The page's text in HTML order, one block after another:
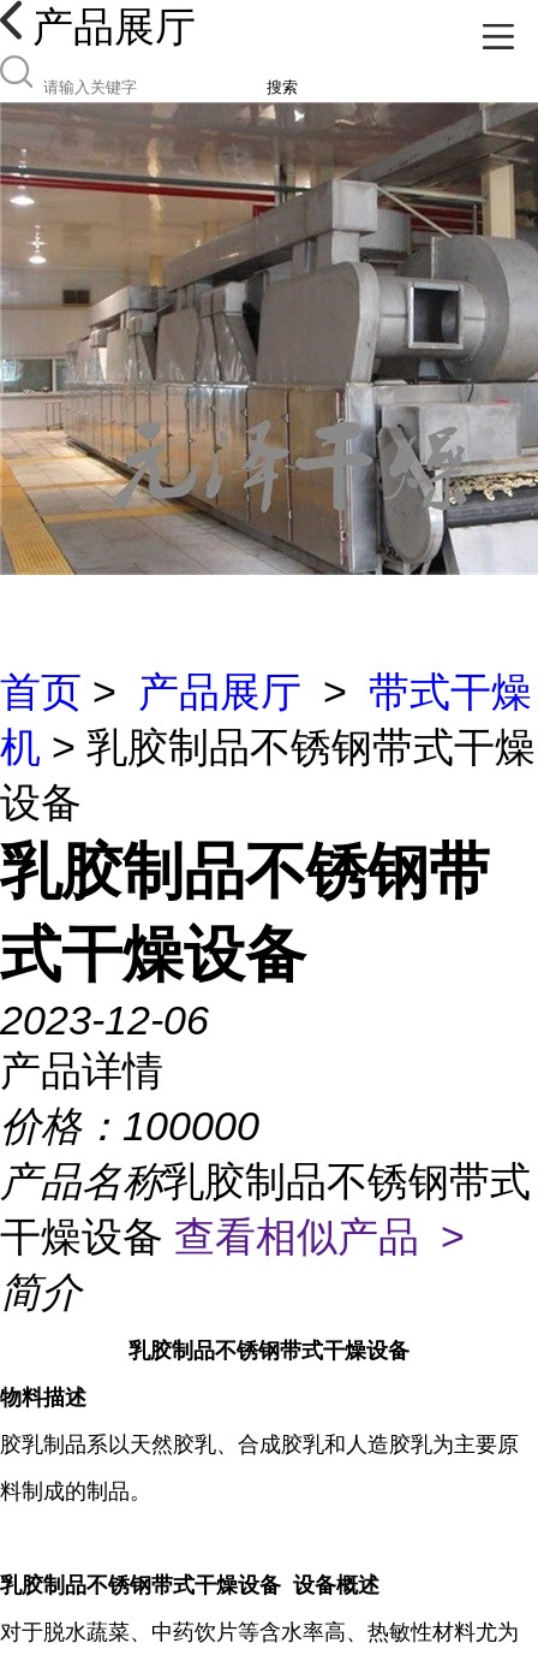
产品展厅
搜索
首页 > 产品展厅 > 带式干燥
机 > 乳胶制品不锈钢带式干燥
设备
乳胶制品不锈钢带
式干燥设备
2023-12-06
产品详情
价格： 100000
产品名称乳胶制品不锈钢带式
干燥设备 查看相似产品 >
简介
乳胶制品不锈钢带式干燥设备
物料描述
胶乳制品系以天然胶乳、合成胶乳和人造胶乳为主要原
料制成的制品。
乳胶制品不锈钢带式干燥设备 设备概述
对于脱水蔬菜、中药饮片等含水率高、热敏性材料尤为